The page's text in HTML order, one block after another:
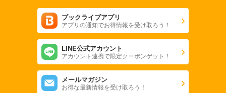
ブックライブアプリ
アプリの通知でお得情報を受け取ろう！
LINE公式アカウント
アカウント連携で限定クーポンゲット！
メールマガジン
お得な最新情報を受け取ろう！